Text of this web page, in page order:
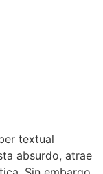
textual
absurdo, atrae